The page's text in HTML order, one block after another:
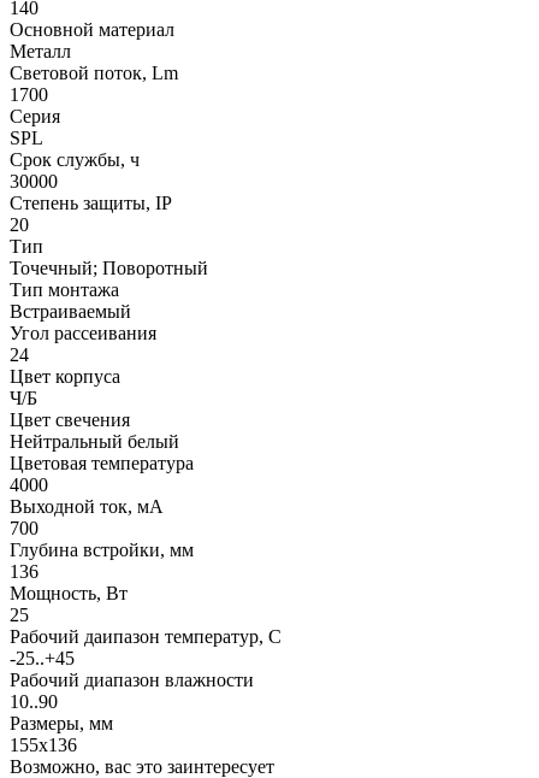
140
Основной материал
Металл
Световой поток, Lm
1700
Серия
SPL
Срок службы, ч
30000
Степень защиты, IP
20
Тип
Точечный; Поворотный
Тип монтажа
Встраиваемый
Угол рассеивания
24
Цвет корпуса
Ч/Б
Цвет свечения
Нейтральный белый
Цветовая температура
4000
Выходной ток, мА
700
Глубина встройки, мм
136
Мощность, Вт
25
Рабочий даипазон температур, С
-25..+45
Рабочий диапазон влажности
10..90
Размеры, мм
155x136
Возможно, вас это заинтересует